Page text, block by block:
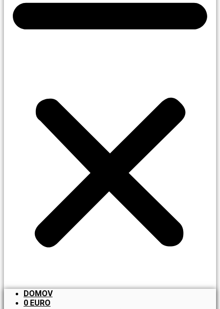
DOMOV
0 EURO